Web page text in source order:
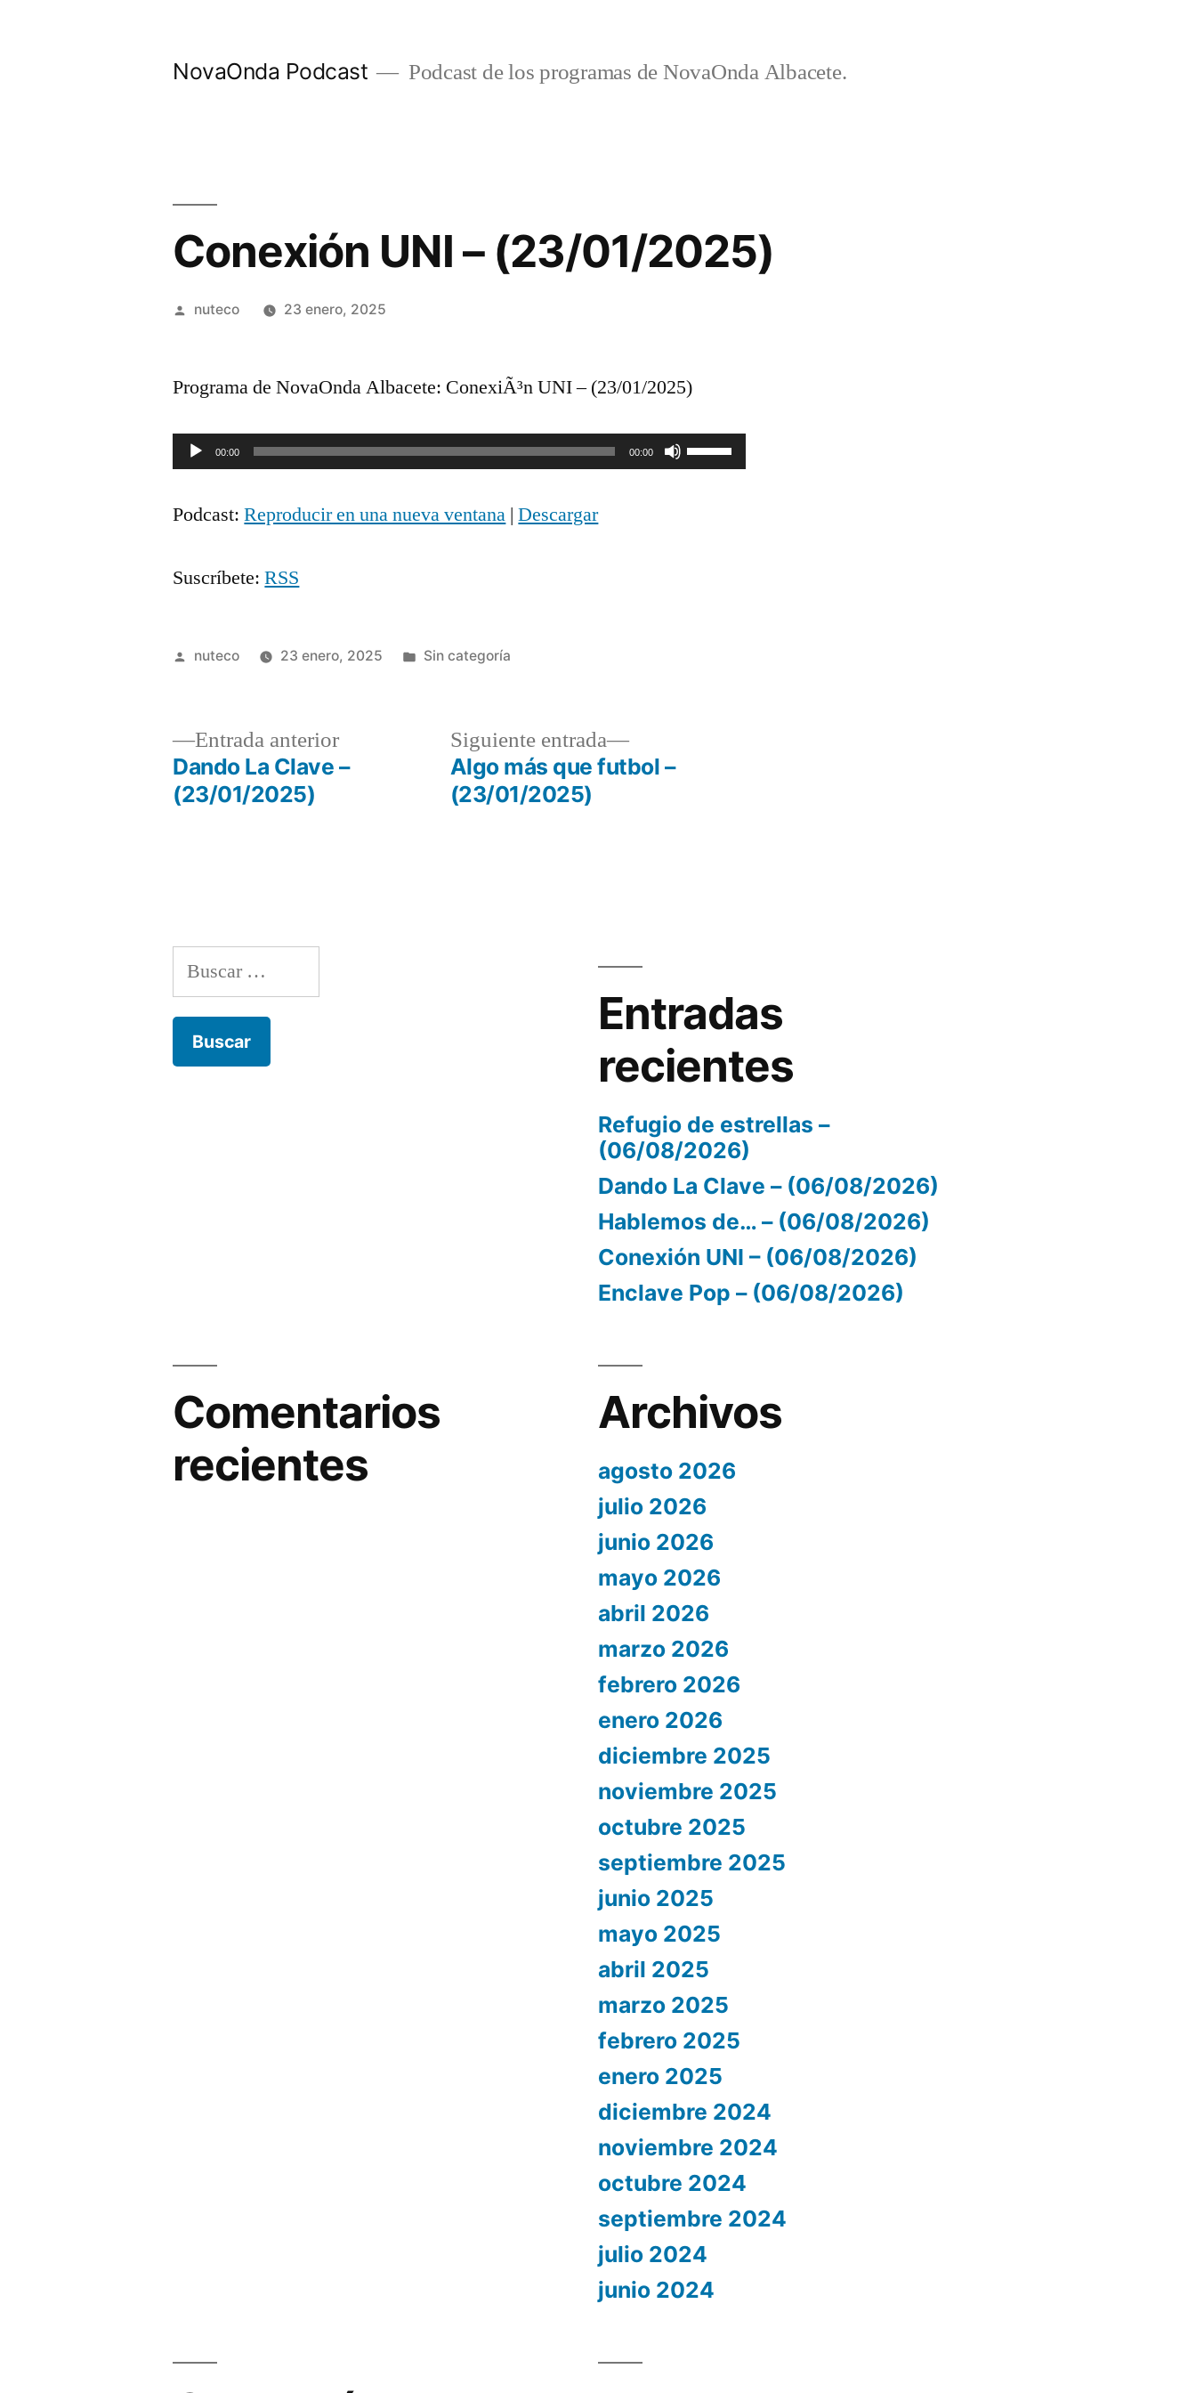
NovaOnda Podcast Podcast de los programas de NovaOnda Albacete.
Conexión UNI – (23/01/2025)
Publicada
nuteco 23 enero, 2025
Programa de NovaOnda Albacete: ConexiÃ³n UNI – (23/01/2025)
Reproductor
audio
00:00 00:00
Utiliza
Podcast:Reproducir en una nueva ventana |Descargar
Suscríbete:RSS
Publicada
nuteco 23 enero, 2025
Publicada
Sin categoría
Navegación
Entrada anteriorEntrada
anterior:
Dando La Clave –
(23/01/2025)
Siguiente entrada
Siguiente
entrada:
Algo más que futbol –
(23/01/2025)
Buscar:
Entradas
recientes
Refugio de estrellas –
(06/08/2026)
Dando La Clave – (06/08/2026)
Hablemos de… – (06/08/2026)
Conexión UNI – (06/08/2026)
Enclave Pop – (06/08/2026)
Comentarios
recientes
Archivos
agosto 2026
julio 2026
junio 2026
mayo 2026
abril 2026
marzo 2026
febrero 2026
enero 2026
diciembre 2025
noviembre 2025
octubre 2025
septiembre 2025
junio 2025
mayo 2025
abril 2025
marzo 2025
febrero 2025
enero 2025
diciembre 2024
noviembre 2024
octubre 2024
septiembre 2024
julio 2024
junio 2024